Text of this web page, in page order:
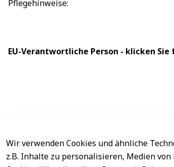
Pflegehinweise:
EU-Verantwortliche Person - klicken Sie
Wir verwenden Cookies und ähnliche
z.B. Inhalte zu personalisieren, Medien
Rechtliches